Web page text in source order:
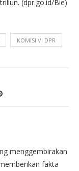
(dpr.go.id/Bie)
KOMISI VI DPR
menggembirakan
fakta